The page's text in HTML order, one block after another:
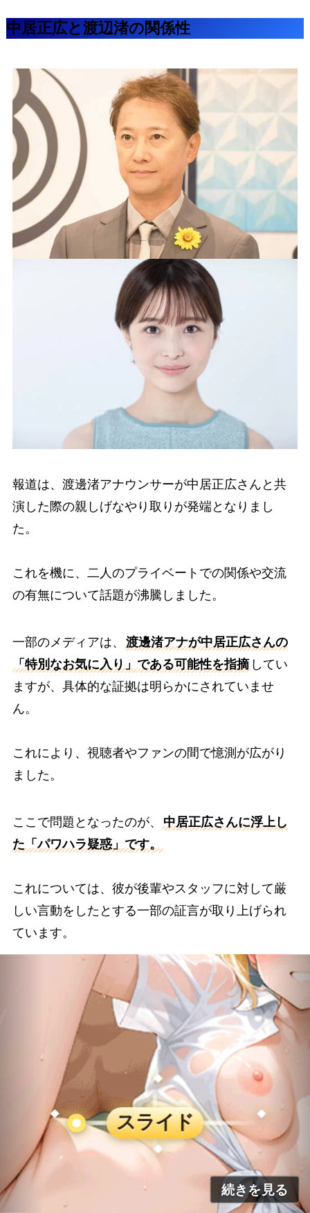
中居正広と渡辺渚の関係性
報道は、渡邊渚アナウンサーが中居正広さんと共
演した際の親しげなやり取りが発端となりまし
た。
これを機に、二人のプライベートでの関係や交流
の有無について話題が沸騰しました。
一部のメディアは、
渡邊渚アナが中居正広さんの
「特別なお気に入り」である可能性を指摘 してい
ますが、具体的な証拠は明らかにされていませ
ん。
これにより、視聴者やファンの間で憶測が広がり
ました。
ここで問題となったのが、
中居正広さんに浮上し
た「パワハラ疑惑」です。
これについては、彼が後輩やスタッフに対して厳
しい言動をしたとする一部の証言が取り上げられ
ています。